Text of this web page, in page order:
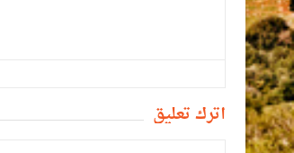
أترك تعليق